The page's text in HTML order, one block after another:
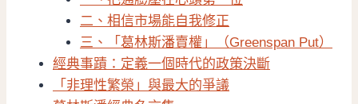
二、相信市場能自我修正
三、「葛林斯潘賣權」（Greenspan Put）
經典事蹟：定義一個時代的政策決斷
「非理性繁榮」與最大的爭議